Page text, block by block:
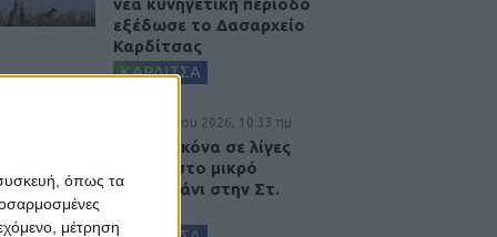
όπως τα
μέτρηση
νέα κυνηγετική περίοδο
εξέδωσε το Δασαρχείο
Καρδίτσας
ΚΑΡΔΙΤΣΑ
9 Αυγούστου 2026, 10:33 πμ
Η ίδια εικόνα σε λίγες
ημέρες στο μικρό
συντριβάνι στην Στ.